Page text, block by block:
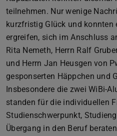
teilnehmen. Nur wenige
kurzfristig Glück und konnten
ergreifen, sich im Anschluss
Rita Nemeth, Herrn Ralf
und Herrn Jan Heusgen von
gesponserten Häppchen und
Insbesondere die zwei WiBi-
standen für die individuellen
Studienschwerpunkt,
Übergang in den Beruf